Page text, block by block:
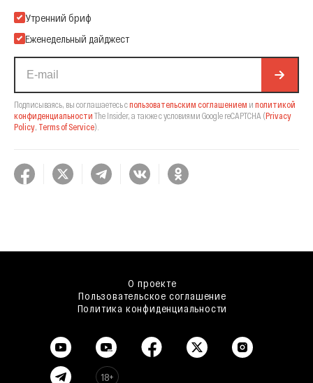
Подпишитесь на нашу Email-рассылку
Утренний бриф
Еженедельный дайджест
Подписываясь, вы соглашаетесь спользовательским соглашением и политикой
конфиденциальности The Insider, а также с условиями Google reCAPTCHA (Privacy
Policy, Terms of Service).
О проекте
Пользовательское соглашение
Политика конфиденциальности
18+